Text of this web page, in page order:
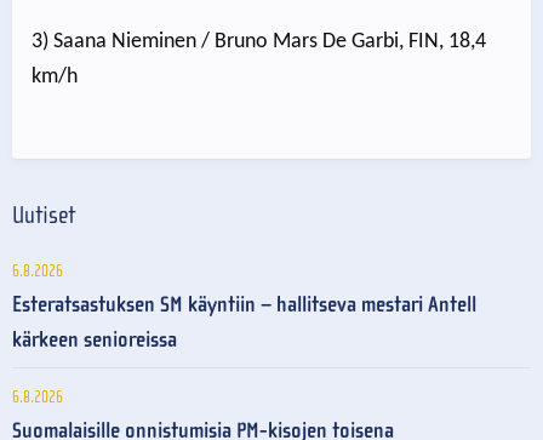
3) Saana Nieminen / Bruno Mars De Garbi, FIN, 18,4
km/h
Uutiset
6.8.2026
Esteratsastuksen SM käyntiin – hallitseva mestari Antell
kärkeen senioreissa
6.8.2026
Suomalaisille onnistumisia PM-kisojen toisena